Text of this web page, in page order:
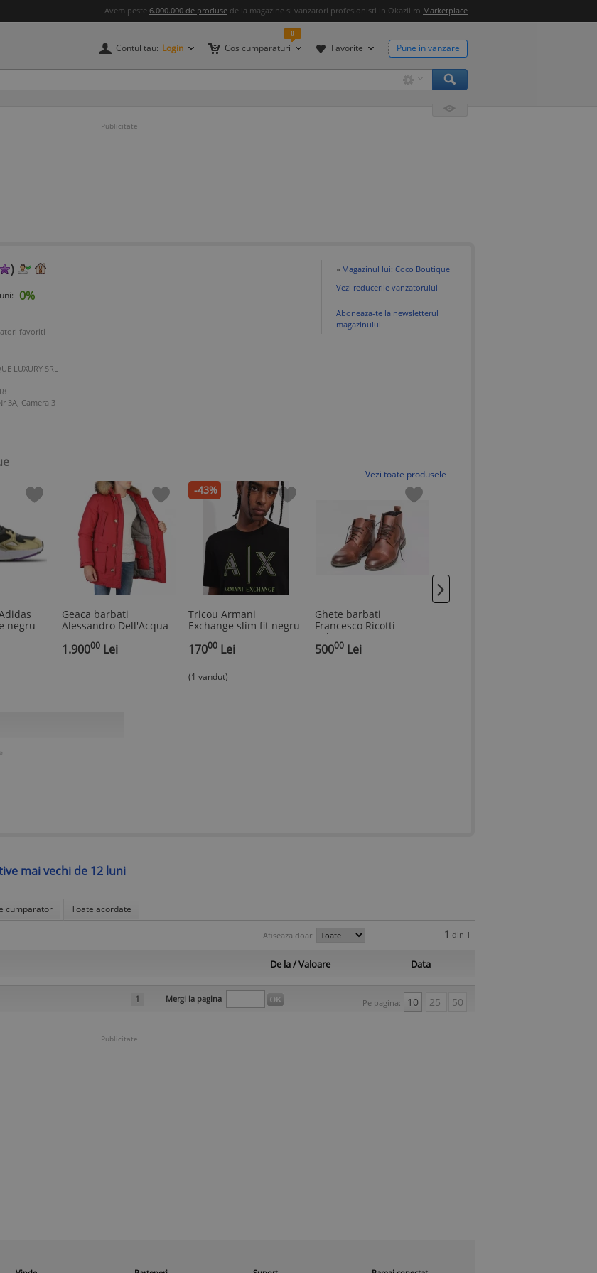
Avem peste 6.000.000 de produse de la magazine si vanzatori profesionisti in Okazii.ro Marketplace
Contul tau: Login Cos cumparaturi
0
Favorite Pune in vanzare
Publicitate
)
0%
favoriti
LUXURY SRL
3A, Camera 3
» Magazinul lui: Coco Boutique
Vezi reducerile vanzatorului
Aboneaza-te la newsletterul
magazinului
Vezi toate produsele
negru
42
Geaca barbati
Alessandro Dell'Acqua
1.90000 Lei
-43%
Tricou Armani
Exchange slim fit negru
17000 Lei
(1 vandut)
Ghete barbati
Francesco Ricotti
culoare maro
50000 Lei
mai vechi de 12 luni
cumparator Toate acordate
Afiseaza doar: 1 din 1
De la / Valoare Data
1 Mergi la pagina Pe pagina: 10 25 50
Publicitate